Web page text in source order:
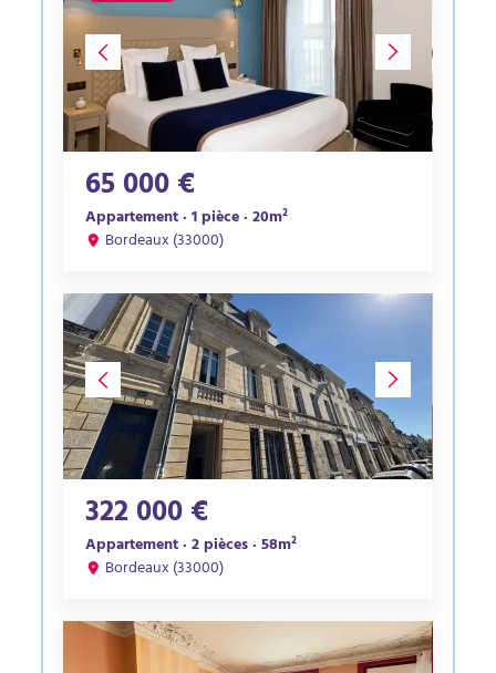
65 000 €
Appartement · 1 pièce · 20m²
Bordeaux (33000)
322 000 €
Appartement · 2 pièces · 58m²
Bordeaux (33000)